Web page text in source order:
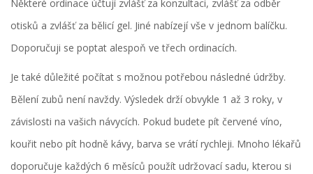
Některé ordinace účtují zvlášť za konzultaci, zvlášť za odběr
otisků a zvlášť za bělicí gel. Jiné nabízejí vše v jednom balíčku.
Doporučuji se poptat alespoň ve třech ordinacích.
Je také důležité počítat s možnou potřebou následné údržby.
Bělení zubů není navždy. Výsledek drží obvykle 1 až 3 roky, v
závislosti na vašich návycích. Pokud budete pít červené víno,
kouřit nebo pít hodně kávy, barva se vrátí rychleji. Mnoho lékařů
doporučuje každých 6 měsíců použít udržovací sadu, kterou si